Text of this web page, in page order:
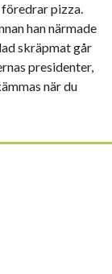
föredrar pizza.
han närmade
skräpmat går
presidenter,
när du